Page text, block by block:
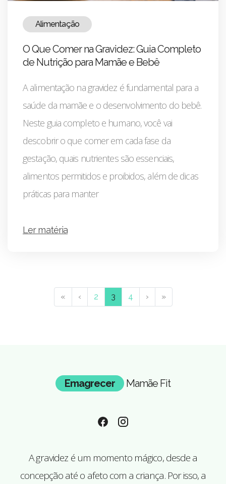
Alimentação
O Que Comer na Gravidez: Guia Completo
de Nutrição para Mamãe e Bebê
A alimentação na gravidez é fundamental para a
saúde da mamãe e o desenvolvimento do bebê.
Neste guia completo e humano, você vai
descobrir o que comer em cada fase da
gestação, quais nutrientes são essenciais,
alimentos permitidos e proibidos, além de dicas
práticas para manter
Ler matéria
« ‹ 2 3 4 › »
Emagrecer Mamãe Fit
A gravidez é um momento mágico, desde a
concepção até o afeto com a criança. Por isso, a